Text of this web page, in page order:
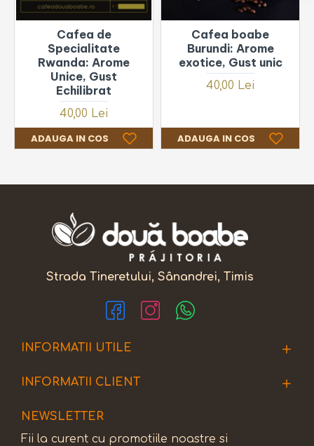
Cafea de
Specialitate
Rwanda: Arome
Unice, Gust
Echilibrat
40,00 Lei
ADAUGA IN COS
Cafea boabe
Burundi: Arome
exotice, Gust unic
40,00 Lei
ADAUGA IN COS
Strada Tineretului, Sânandrei, Timis
INFORMATII UTILE
INFORMATII CLIENT
NEWSLETTER
Fii la curent cu promotiile noastre si